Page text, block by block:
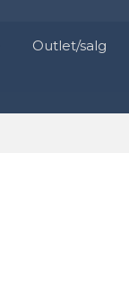
Outlet/salg